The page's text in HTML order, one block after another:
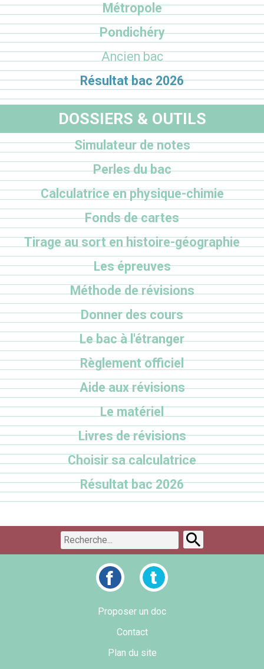
Métropole
Pondichéry
Ancien bac
Résultat bac 2026
DOSSIERS & OUTILS
Simulateur de notes
Perles du bac
Calculatrice en physique-chimie
Fonds de cartes
Tirage au sort en histoire-géographie
Les épreuves
Méthode de révisions
Donner des cours
Le bac à l'étranger
Règlement officiel
Aide aux révisions
Le matériel
Livres de révisions
Choisir sa calculatrice
Résultat bac 2026
Proposer un doc
Contact
Plan du site